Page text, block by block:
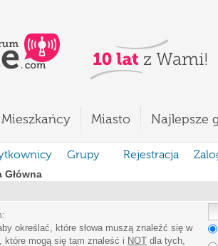
Mieszkańcy Miasto Najlepsze
Grupy Rejestracja
określać, które słowa muszą znaleźć się w
które mogą się tam znaleść i NOT dla tych,